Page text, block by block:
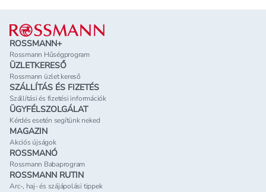
Lábléc
ROSSMANN+
Rossmann Hűségprogram
ÜZLETKERESŐ
Rossmann üzlet kereső
SZÁLLÍTÁS ÉS FIZETÉS
Szállítási és fizetési információk
ÜGYFÉLSZOLGÁLAT
Kérdés esetén segítünk neked
MAGAZIN
Akciós újságok
ROSSMANÓ
Rossmann Babaprogram
ROSSMANN RUTIN
Arc-, haj- és szájápolási tippek